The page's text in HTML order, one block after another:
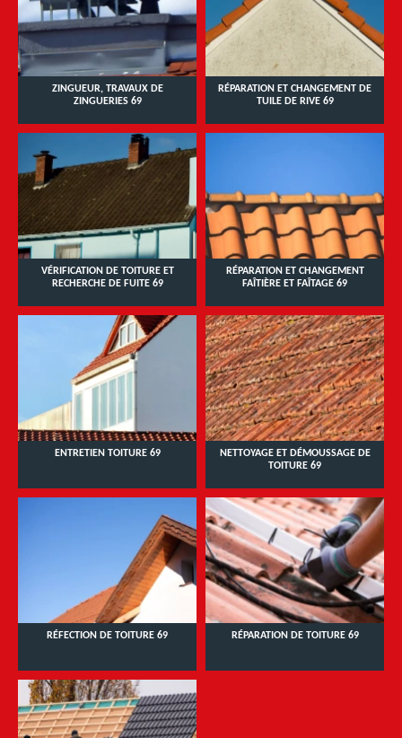
ZINGUEUR, TRAVAUX DE
ZINGUERIES 69
RÉPARATION ET CHANGEMENT DE
TUILE DE RIVE 69
VÉRIFICATION DE TOITURE ET
RECHERCHE DE FUITE 69
RÉPARATION ET CHANGEMENT
FAÎTIÈRE ET FAÎTAGE 69
ENTRETIEN TOITURE 69
NETTOYAGE ET DÉMOUSSAGE DE
TOITURE 69
RÉFECTION DE TOITURE 69 RÉPARATION DE TOITURE 69